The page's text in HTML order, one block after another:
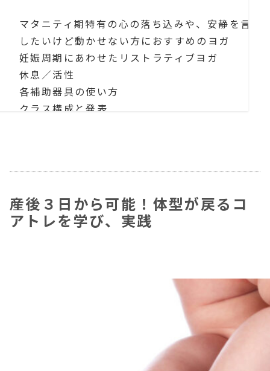
マタニティ期特有の心の落ち込みや、安静を言い
したいけど動かせない方におすすめのヨガ
妊娠周期にあわせたリストラティブヨガ
休息／活性
各補助器具の使い方
クラス構成と発表
産後３日から可能！体型が戻るコ
アトレを学び、実践